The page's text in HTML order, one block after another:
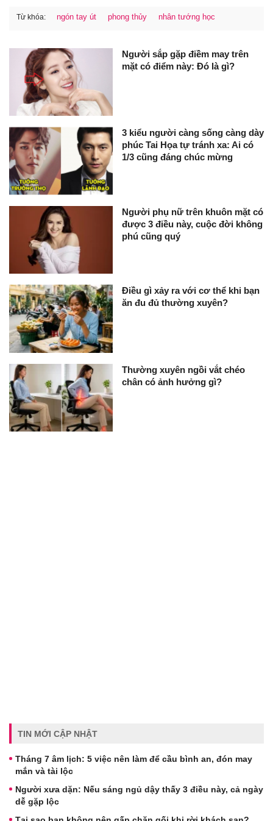
Từ khóa: ngón tay út phong thủy nhân tướng học
Người sắp gặp điềm may trên
mặt có điểm này: Đó là gì?
3 kiểu người càng sống càng dày
phúc Tai Họa tự tránh xa: Ai có
1/3 cũng đáng chúc mừng
Người phụ nữ trên khuôn mặt có
được 3 điều này, cuộc đời không
phú cũng quý
Điều gì xảy ra với cơ thể khi bạn
ăn đu đủ thường xuyên?
Thường xuyên ngồi vắt chéo
chân có ảnh hưởng gì?
TIN MỚI CẬP NHẬT
Tháng 7 âm lịch: 5 việc nên làm để cầu bình an, đón may
mắn và tài lộc
Người xưa dặn: Nếu sáng ngủ dậy thấy 3 điều này, cả ngày
dễ gặp lộc